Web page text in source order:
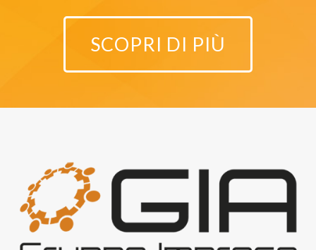
SCOPRI DI PIÙ